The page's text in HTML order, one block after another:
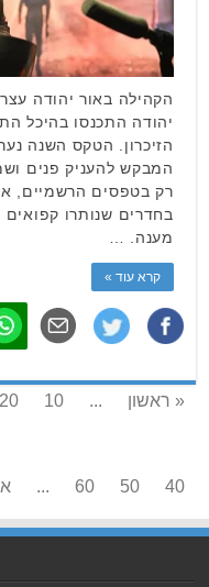
הקהילה באור יהודה
יהודה התכנסו בהיכל
הזיכרון. הטקס השנה
המבקש להעניק פנים
רק בטפסים הרשמיים,
בחדרים שנותרו
מענה. …
קרא עוד »
« ראשון ...
10
20
40
50
60
...